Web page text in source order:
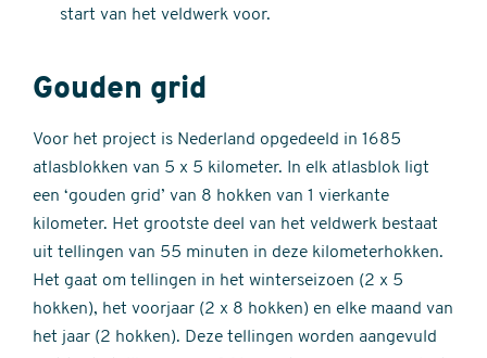
start van het veldwerk voor.
Gouden grid
Voor het project is Nederland opgedeeld in 1685
atlasblokken van 5 x 5 kilometer. In elk atlasblok ligt
een ‘gouden grid’ van 8 hokken van 1 vierkante
kilometer. Het grootste deel van het veldwerk bestaat
uit tellingen van 55 minuten in deze kilometerhokken.
Het gaat om tellingen in het winterseizoen (2 x 5
hokken), het voorjaar (2 x 8 hokken) en elke maand van
het jaar (2 hokken). Deze tellingen worden aangevuld